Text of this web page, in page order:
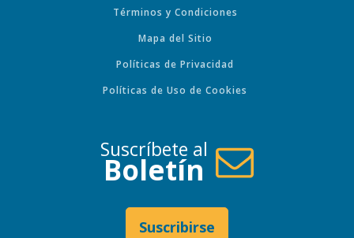
Términos y Condiciones
Mapa del Sitio
Políticas de Privacidad
Políticas de Uso de Cookies
Suscríbete al
Boletín
Suscribirse